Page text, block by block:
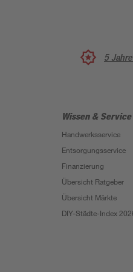
5
Wissen & Service
Handwerksservice
Entsorgungsservice
Finanzierung
Übersicht Ratgeber
Übersicht Märkte
DIY-Städte-Index